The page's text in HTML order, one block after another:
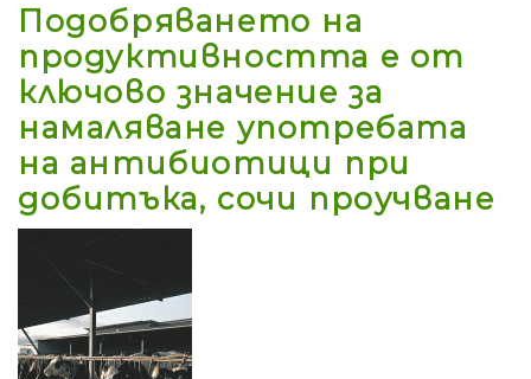
Подобряването на
продуктивността е от
ключово значение за
намаляване употребата
на антибиотици при
добитъка, сочи проучване